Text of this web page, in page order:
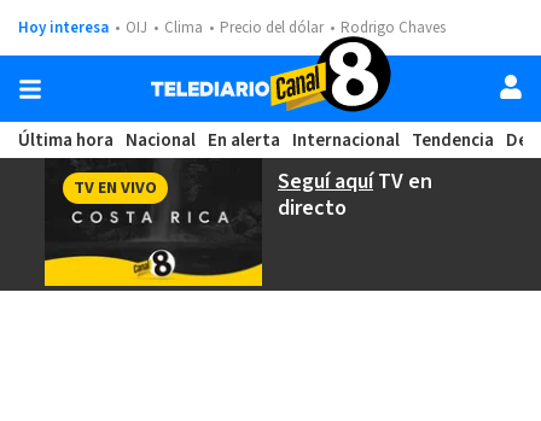
Hoy interesa OIJ Clima Precio del dólar Rodrigo Chaves
Última hora Nacional En alerta Internacional Tendencia
Seguí aquíTV en
directo
TV EN VIVO